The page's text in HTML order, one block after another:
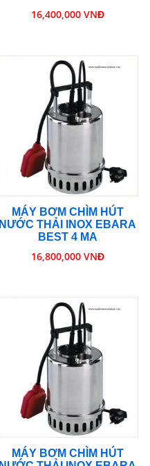
16,400,000 VNĐ
MÁY BƠM CHÌM HÚT
NƯỚC THẢI INOX EBARA
BEST 4 MA
16,800,000 VNĐ
MÁY BƠM CHÌM HÚT